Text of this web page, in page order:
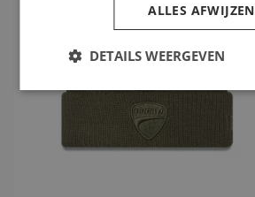
ALLES AFWIJZEN
DETAILS WEERGEVEN